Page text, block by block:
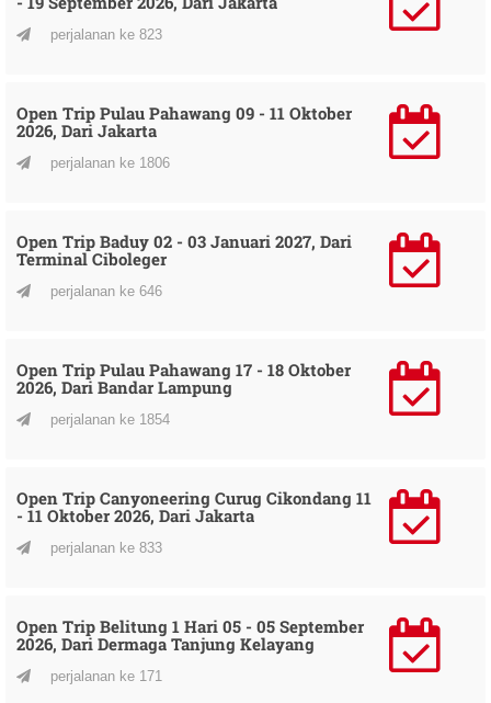
perjalanan ke 823
Open Trip Pulau Pahawang 09 - 11 Oktober
2026, Dari Jakarta
perjalanan ke 1806
Open Trip Baduy 02 - 03 Januari 2027, Dari
Terminal Ciboleger
perjalanan ke 646
Open Trip Pulau Pahawang 17 - 18 Oktober
2026, Dari Bandar Lampung
perjalanan ke 1854
Open Trip Canyoneering Curug Cikondang 11
- 11 Oktober 2026, Dari Jakarta
perjalanan ke 833
Open Trip Belitung 1 Hari 05 - 05 September
2026, Dari Dermaga Tanjung Kelayang
perjalanan ke 171